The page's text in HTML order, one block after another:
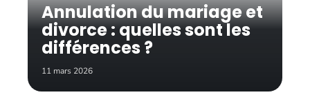
Annulation du mariage et
divorce : quelles sont les
différences ?
11 mars 2026